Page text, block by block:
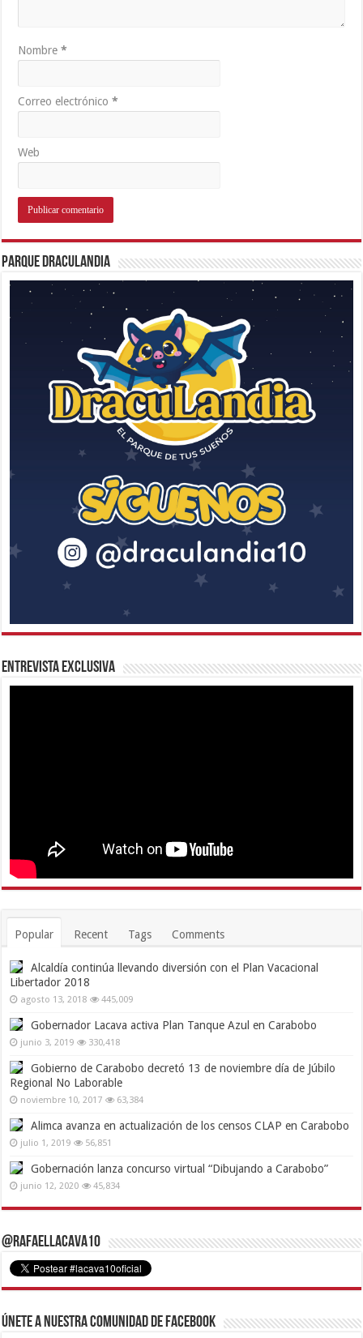
Nombre*
Correo electrónico*
Web
Parque Draculandia
Entrevista Exclusiva
Popular Recent Tags Comments
Alcaldía continúa llevando diversión con el Plan Vacacional
Libertador 2018
agosto 13, 2018 445,009
Gobernador Lacava activa Plan Tanque Azul en Carabobo
junio 3, 2019 330,418
Gobierno de Carabobo decretó 13 de noviembre día de Júbilo
Regional No Laborable
noviembre 10, 2017 63,384
Alimca avanza en actualización de los censos CLAP en Carabobo
julio 1, 2019 56,851
Gobernación lanza concurso virtual “Dibujando a Carabobo”
junio 12, 2020 45,834
@RafaelLacava10
Únete a nuestra comunidad de Facebook